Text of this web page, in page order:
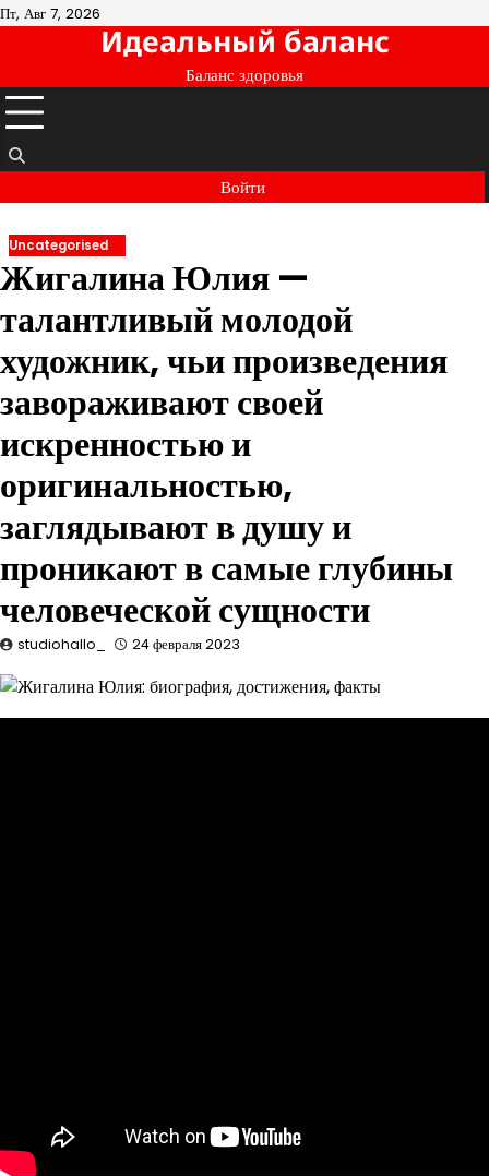
Перейти
Пт, Авг 7, 2026
Идеальный баланс
Баланс здоровья
Войти
Uncategorised
Жигалина Юлия —
талантливый молодой
художник, чьи произведения
завораживают своей
искренностью и
оригинальностью,
заглядывают в душу и
проникают в самые глубины
человеческой сущности
studiohallo_ 24 февраля 2023